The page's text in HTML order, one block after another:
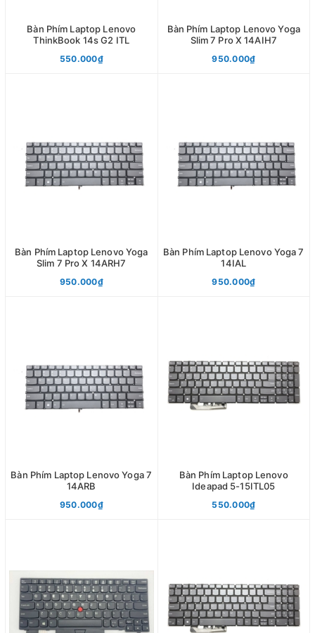
Bàn Phím Laptop Lenovo
ThinkBook 14s G2 ITL
550.000₫
Bàn Phím Laptop Lenovo Yoga
Slim 7 Pro X 14AIH7
950.000₫
Bàn Phím Laptop Lenovo Yoga
Slim 7 Pro X 14ARH7
950.000₫
Bàn Phím Laptop Lenovo Yoga 7
14IAL
950.000₫
Bàn Phím Laptop Lenovo Yoga 7
14ARB
950.000₫
Bàn Phím Laptop Lenovo
Ideapad 5-15ITL05
550.000₫